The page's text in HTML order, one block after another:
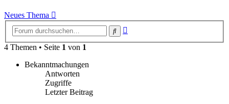
Neues Thema
Suche
4 Themen • Seite 1 von 1
Bekanntmachungen
Antworten
Zugriffe
Letzter Beitrag